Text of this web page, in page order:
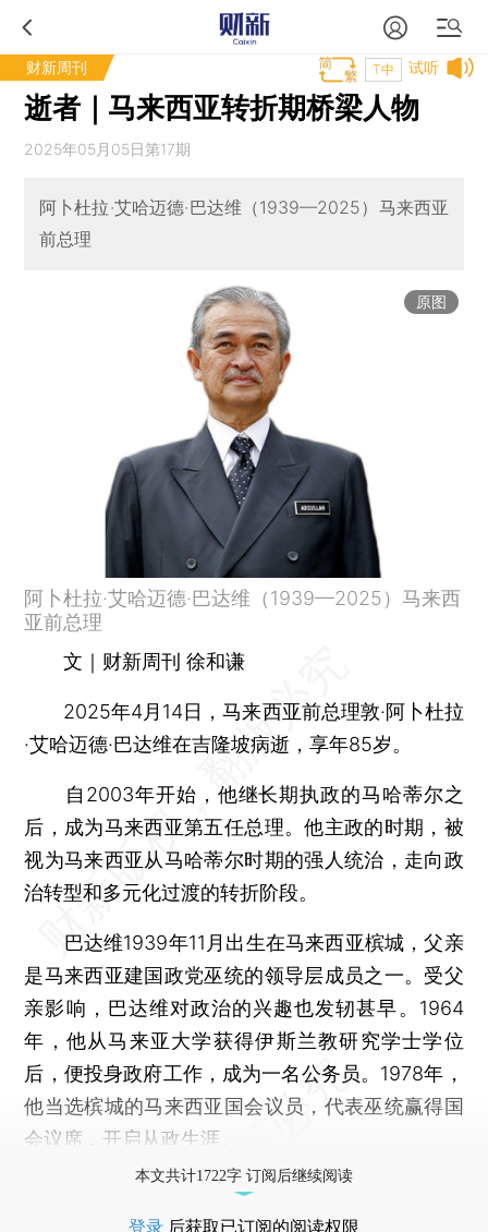
财新周刊 试听
T中
逝者｜马来西亚转折期桥梁人物
2025年05月05日第17期
阿卜杜拉·艾哈迈德·巴达维（1939—2025）马来西亚
前总理
原图
阿卜杜拉·艾哈迈德·巴达维（1939—2025）马来西
亚前总理
文｜财新周刊 徐和谦
2025年4月14日，马来西亚前总理敦·阿卜杜拉
·艾哈迈德·巴达维在吉隆坡病逝，享年85岁。
自2003年开始，他继长期执政的马哈蒂尔之
后，成为马来西亚第五任总理。他主政的时期，被
视为马来西亚从马哈蒂尔时期的强人统治，走向政
治转型和多元化过渡的转折阶段。
巴达维1939年11月出生在马来西亚槟城，父亲
是马来西亚建国政党巫统的领导层成员之一。受父
亲影响，巴达维对政治的兴趣也发轫甚早。1964
年，他从马来亚大学获得伊斯兰教研究学士学位
后，便投身政府工作，成为一名公务员。1978年，
他当选槟城的马来西亚国会议员，代表巫统赢得国
会议席，开启从政生涯。
本文共计1722字 订阅后继续阅读
登录 后获取已订阅的阅读权限